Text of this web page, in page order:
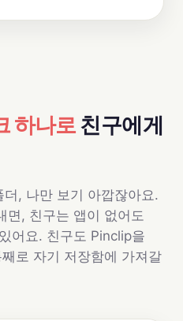
하나로친구에게
, 나만 보기 아깝잖아요.
면, 친구는 앱이 없어도
어요. 친구도 Pinclip을
로 자기 저장함에 가져갈